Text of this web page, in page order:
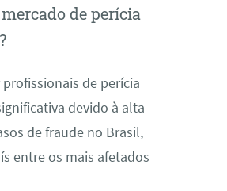
de perícia
de perícia
devido à alta
de fraude no Brasil,
entre os mais afetados